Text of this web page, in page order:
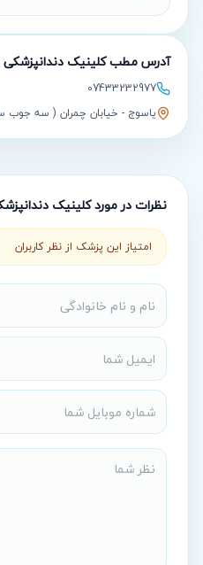
آدرس مطبکلینیک دندانپزشکی
07433232977
یاسوج - خیابان چمران ( سه جوب
نظرات در موردکلینیک
امتیاز این پزشک از نظر کاربران